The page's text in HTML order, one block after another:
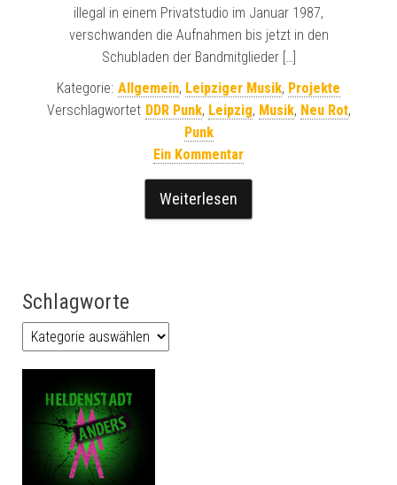
illegal in einem Privatstudio im Januar 1987,
verschwanden die Aufnahmen bis jetzt in den
Schubladen der Bandmitglieder […]
Kategorie: Allgemein, Leipziger Musik, Projekte
Verschlagwortet DDR Punk, Leipzig, Musik, Neu Rot,
Punk
Ein Kommentar
Weiterlesen
Schlagworte